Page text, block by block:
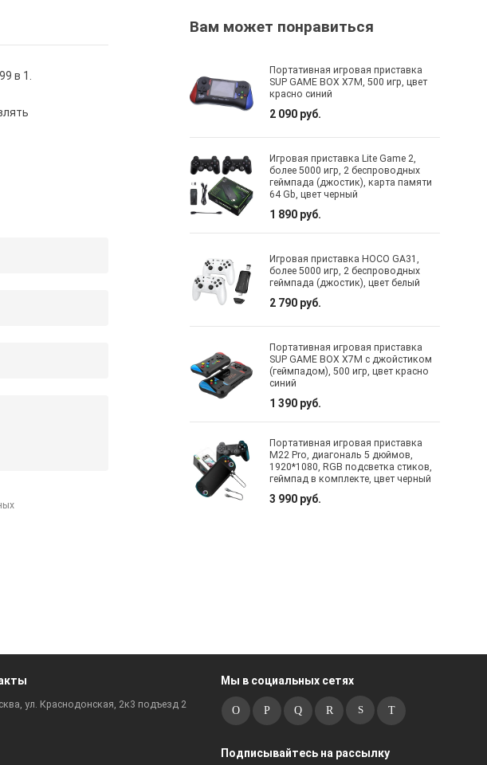
в 1.
Вам может понравиться
Портативная игровая приставка
SUP GAME BOX X7M, 500 игр, цвет
красно синий
2 090 руб.
Игровая приставка Lite Game 2,
более 5000 игр, 2 беспроводных
геймпада (джостик), карта памяти
64 Gb, цвет черный
1 890 руб.
Игровая приставка HOCO GA31,
более 5000 игр, 2 беспроводных
геймпада (джостик), цвет белый
2 790 руб.
Портативная игровая приставка
SUP GAME BOX X7M c джойстиком
(геймпадом), 500 игр, цвет красно
синий
1 390 руб.
Портативная игровая приставка
M22 Pro, диагональ 5 дюймов,
1920*1080, RGB подсветка стиков,
геймпад в комплекте, цвет черный
3 990 руб.
ул. Краснодонская, 2к3 подъезд 2
Мы в социальных сетях
Подписывайтесь на рассылку